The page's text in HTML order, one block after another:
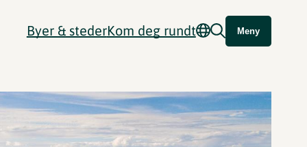
Byer & stederKom deg rundt Meny